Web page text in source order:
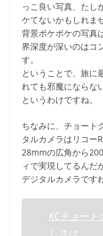
っこ良い写真、たし
ケてないかもしれま
背景ボケボケの写真
界深度が深いのはコ
す。
ということで、旅に
れても邪魔にならな
というわけですね。
ちなみに、チョート
タルカメラはリコー
28mmの広角から
ィで実現してるんだ
デジタルカメラですね
KCチョー
しさは